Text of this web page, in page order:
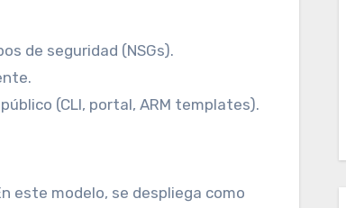
de seguridad (NSGs).
(CLI, portal, ARM templates).
este modelo, se despliega como